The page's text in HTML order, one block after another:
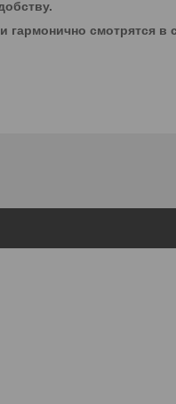
гармонично смотрятся в